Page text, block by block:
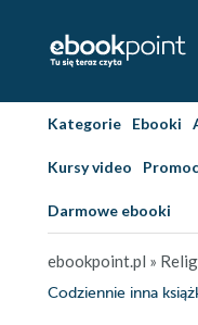
Kategorie Ebooki
Kursy video
Darmowe ebooki
ebookpoint.pl »
Codziennie inna